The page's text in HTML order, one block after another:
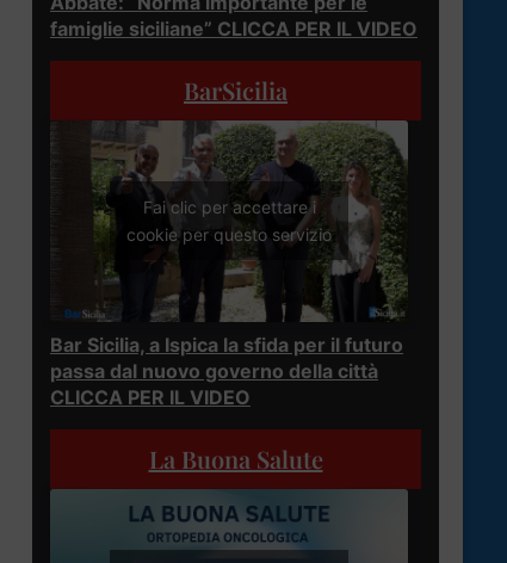
famiglie siciliane” CLICCA PER IL VIDEO
BarSicilia
Fai clic per accettare i
cookie per questo servizio
Bar Sicilia, a Ispica la sfida per il futuro
passa dal nuovo governo della città
CLICCA PER IL VIDEO
La Buona Salute